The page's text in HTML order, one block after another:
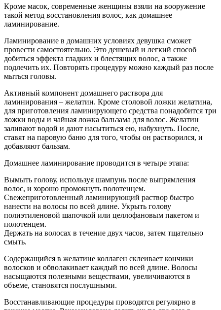
Кроме масок, современные женщины взяли на вооружение
такой метод восстановления волос, как домашнее
ламинирование.
Ламинирование в домашних условиях девушка сможет
провести самостоятельно. Это дешевый и легкий способ
добиться эффекта гладких и блестящих волос, а также
подлечить их. Повторять процедуру можно каждый раз после
мыться головы.
Активный компонент домашнего раствора для
ламинирования – желатин. Кроме столовой ложки желатина,
для приготовления ламинирующего средства понадобится три
ложки воды и чайная ложка бальзама для волос. Желатин
заливают водой и дают насытиться ею, набухнуть. После,
ставят на паровую баню для того, чтобы он растворился, и
добавляют бальзам.
Домашнее ламинирование проводится в четыре этапа:
Вымыть голову, используя шампунь после выпрямления
волос, и хорошо промокнуть полотенцем.
Свежеприготовленный ламинирующий раствор быстро
нанести на волосы по всей длине. Укрыть голову
полиэтиленовой шапочкой или целлофановым пакетом и
полотенцем.
Держать на волосах в течение двух часов, затем тщательно
смыть.
Содержащийся в желатине коллаген склеивает кончики
волосков и обволакивает каждый по всей длине. Волосы
насыщаются полезными веществами, увеличиваются в
объеме, становятся послушными.
Восстанавливающие процедуры проводятся регулярно в